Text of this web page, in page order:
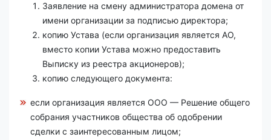
Заявление на смену администратора домена от
имени организации за подписью директора;
копию Устава (если организация является АО,
вместо копии Устава можно предоставить
Выписку из реестра акционеров);
копию следующего документа:
если организация является ООО — Решение общего
собрания участников общества об одобрении
сделки с заинтересованным лицом;